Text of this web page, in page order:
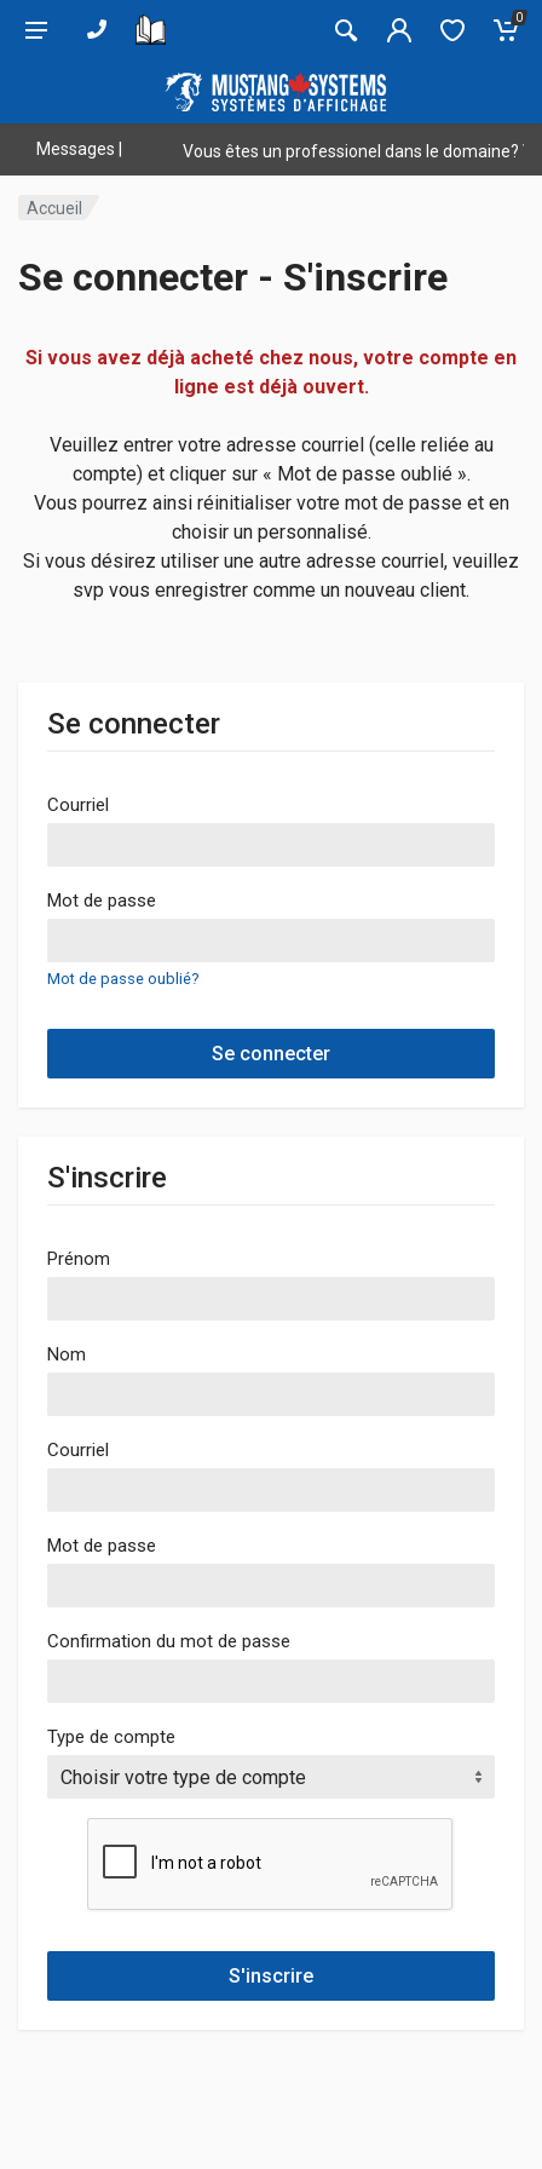
0
Messages
professionel dans le domaine? Veuillez vous connecter afin
Accueil
Se connecter - S'inscrire
Si vous avez déjà acheté chez nous, votre compte en
ligne est déjà ouvert.
Veuillez entrer votre adresse courriel (celle reliée au
compte) et cliquer sur « Mot de passe oublié ».
Vous pourrez ainsi réinitialiser votre mot de passe et en
choisir un personnalisé.
Si vous désirez utiliser une autre adresse courriel, veuillez
svp vous enregistrer comme un nouveau client.
Se connecter
Courriel
Mot de passe
Mot de passe oublié?
Se connecter
S'inscrire
Prénom
Nom
Courriel
Mot de passe
Confirmation du mot de passe
Type de compte
S'inscrire